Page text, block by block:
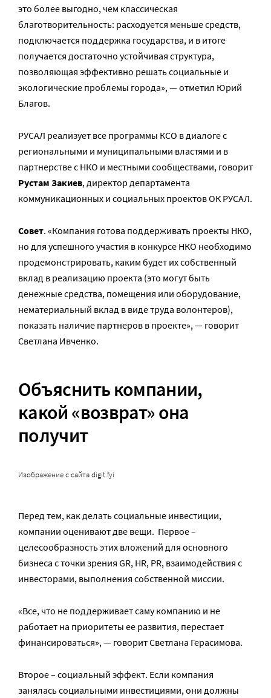
это более выгодно, чем классическая
благотворительность: расходуется меньше средств,
подключается поддержка государства, и в итоге
получается достаточно устойчивая структура,
позволяющая эффективно решать социальные и
экологические проблемы города», — отметил Юрий
Благов.
РУСАЛ реализует все программы КСО в диалоге с
региональными и муниципальными властями и в
партнерстве с НКО и местными сообществами, говорит
Рустам Закиев, директор департамента
коммуникационных и социальных проектов ОК РУСАЛ.
Совет. «Компания готова поддерживать проекты НКО,
но для успешного участия в конкурсе НКО необходимо
продемонстрировать, каким будет их собственный
вклад в реализацию проекта (это могут быть
денежные средства, помещения или оборудование,
нематериальный вклад в виде труда волонтеров),
показать наличие партнеров в проекте», — говорит
Светлана Ивченко.
Объяснить компании,
какой «возврат» она
получит
Изображение с сайта digit.fyi
Перед тем, как делать социальные инвестиции,
компании оценивают две вещи. Первое –
целесообразность этих вложений для основного
бизнеса с точки зрения GR, HR, PR, взаимодействия с
инвесторами, выполнения собственной миссии.
«Все, что не поддерживает саму компанию и не
работает на приоритеты ее развития, перестает
финансироваться», — говорит Светлана Герасимова.
Второе – социальный эффект. Если компания
занялась социальными инвестициями, они должны